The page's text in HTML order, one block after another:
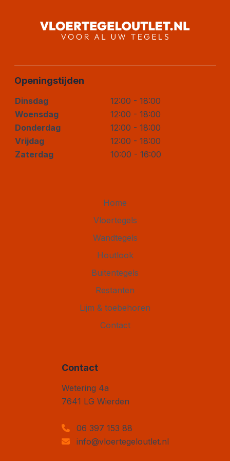
Openingstijden
Dinsdag
12:00 - 18:00
Woensdag
12:00 - 18:00
Donderdag
12:00 - 18:00
Vrijdag
12:00 - 18:00
Zaterdag
10:00 - 16:00
Home
Vloertegels
Wandtegels
Houtlook
Buitentegels
Restanten
Lijm & toebehoren
Contact
Contact
Vloertegel Outlet
Wetering 4a
7641 LG Wierden
06 397 153 88
info@vloertegeloutlet.nl